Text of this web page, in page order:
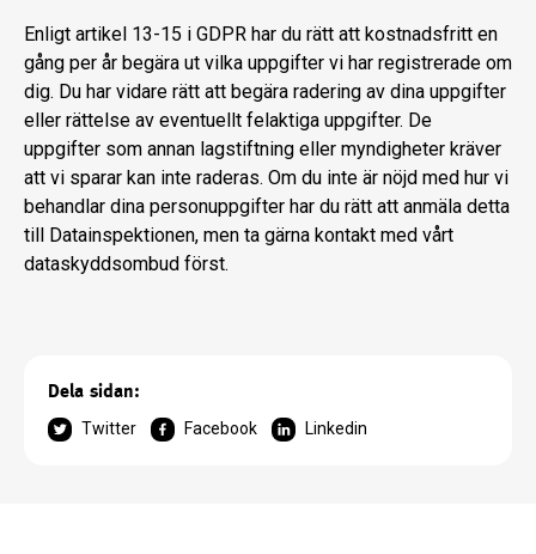
Enligt artikel 13-15 i GDPR har du rätt att kostnadsfritt en
gång per år begära ut vilka uppgifter vi har registrerade om
dig. Du har vidare rätt att begära radering av dina uppgifter
eller rättelse av eventuellt felaktiga uppgifter. De
uppgifter som annan lagstiftning eller myndigheter kräver
att vi sparar kan inte raderas. Om du inte är nöjd med hur vi
behandlar dina personuppgifter har du rätt att anmäla detta
till Datainspektionen, men ta gärna kontakt med vårt
dataskyddsombud först.
Dela sidan:
Twitter Facebook Linkedin